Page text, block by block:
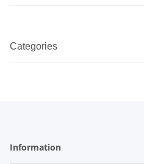
Categories
Information